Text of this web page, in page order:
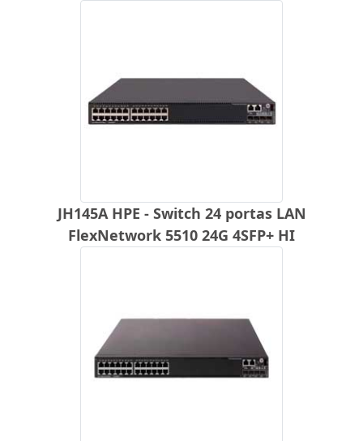
JH145A HPE - Switch 24 portas LAN
FlexNetwork 5510 24G 4SFP+ HI